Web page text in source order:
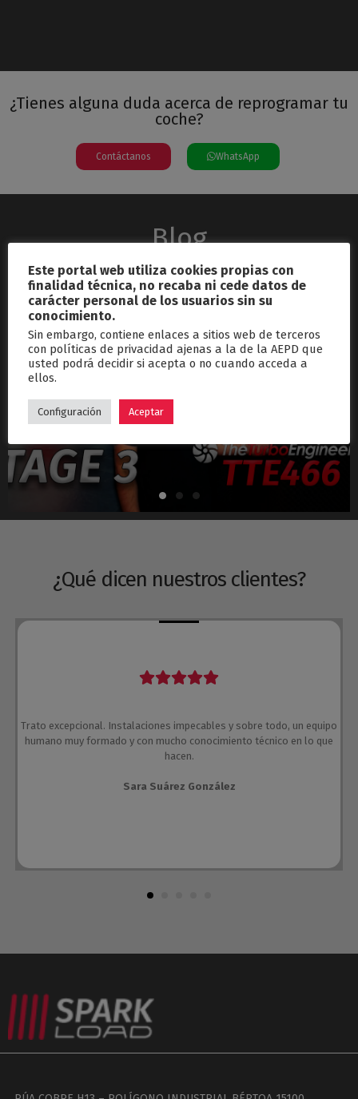
¿Tienes alguna duda acerca de reprogramar tu
coche?
Contáctanos WhatsApp
Blog
septiembre 26, 2024
Hyundai i30N Stage 3 – Turbo TTE466
¿Qué dicen nuestros clientes?
Trato excepcional. Instalaciones impecables y sobre todo, un equipo
humano muy formado y con mucho conocimiento técnico en lo que
hacen.
Sara Suárez González
Este portal web utiliza cookies propias con
finalidad técnica, no recaba ni cede datos de
carácter personal de los usuarios sin su
conocimiento.
Sin embargo, contiene enlaces a sitios web de terceros
con políticas de privacidad ajenas a la de la AEPD que
usted podrá decidir si acepta o no cuando acceda a
ellos.
Configuración Aceptar